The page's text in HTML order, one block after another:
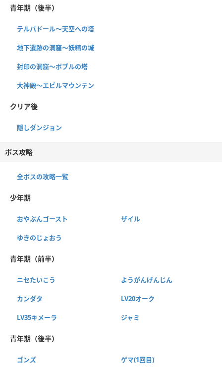
青年期（後半）
テルパドール〜天空への塔
地下遺跡の洞窟〜妖精の城
封印の洞窟〜ボブルの塔
大神殿～エビルマウンテン
クリア後
隠しダンジョン
ボス攻略
全ボスの攻略一覧
少年期
おやぶんゴースト ザイル
ゆきのじょおう
青年期（前半）
ニセたいこう ようがんげんじん
カンダタ LV20オーク
LV35キメーラ ジャミ
青年期（後半）
ゴンズ ゲマ(1回目)